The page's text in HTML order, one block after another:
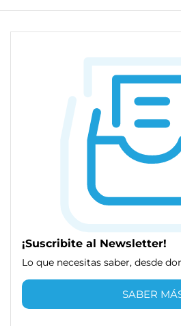
¡Suscribite al Newsletter!
Lo que necesitas saber, desde
SABER